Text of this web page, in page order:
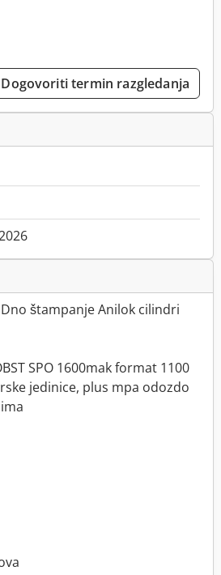
Dogovoriti termin razgledanja
štampanje Anilok cilindri
SPO 1600mak format 1100
jedinice, plus mpa odozdo